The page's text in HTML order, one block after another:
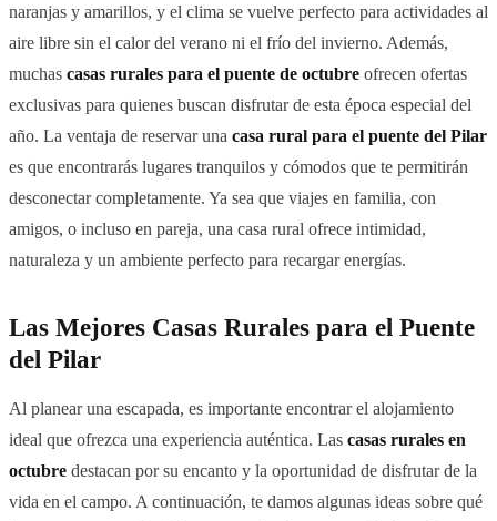
naranjas y amarillos, y el clima se vuelve perfecto para actividades al
aire libre sin el calor del verano ni el frío del invierno. Además,
muchas casas rurales para el puente de octubre ofrecen ofertas
exclusivas para quienes buscan disfrutar de esta época especial del
año. La ventaja de reservar una casa rural para el puente del Pilar
es que encontrarás lugares tranquilos y cómodos que te permitirán
desconectar completamente. Ya sea que viajes en familia, con
amigos, o incluso en pareja, una casa rural ofrece intimidad,
naturaleza y un ambiente perfecto para recargar energías.
Las Mejores Casas Rurales para el Puente
del Pilar
Al planear una escapada, es importante encontrar el alojamiento
ideal que ofrezca una experiencia auténtica. Las casas rurales en
octubre destacan por su encanto y la oportunidad de disfrutar de la
vida en el campo. A continuación, te damos algunas ideas sobre qué